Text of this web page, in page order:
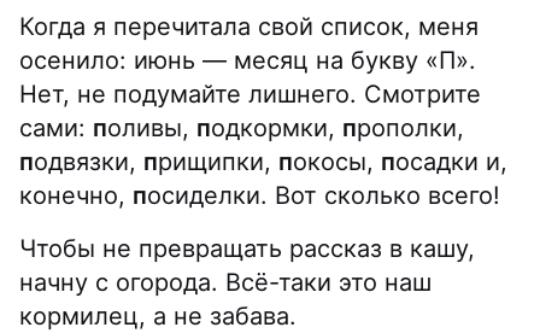
Когда я перечитала свой список, меня
осенило: июнь — месяц на букву «П».
Нет, не подумайте лишнего. Смотрите
сами: поливы, подкормки, прополки,
подвязки, прищипки, покосы, посадки и,
конечно, посиделки. Вот сколько всего!
Чтобы не превращать рассказ в кашу,
начну с огорода. Всё-таки это наш
кормилец, а не забава.